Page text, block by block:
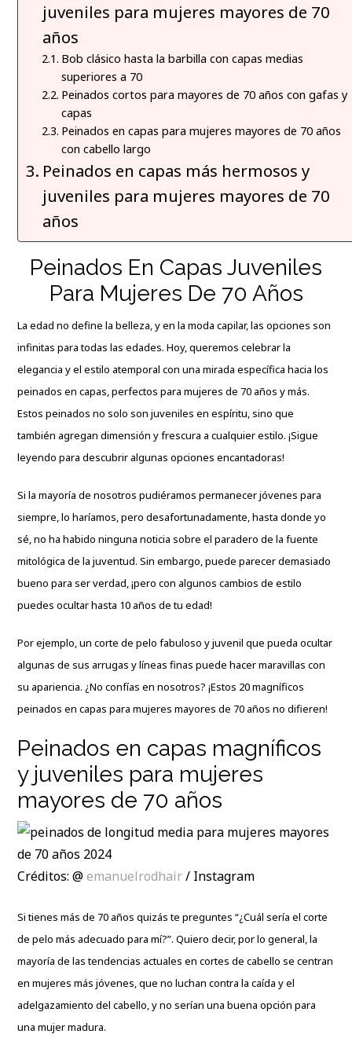
juveniles para mujeres mayores de 70
años
Bob clásico hasta la barbilla con capas medias
superiores a 70
Peinados cortos para mayores de 70 años con gafas y
capas
Peinados en capas para mujeres mayores de 70 años
con cabello largo
Peinados en capas más hermosos y
juveniles para mujeres mayores de 70
años
Peinados En Capas Juveniles
Para Mujeres De 70 Años
La edad no define la belleza, y en la moda capilar, las opciones son
infinitas para todas las edades. Hoy, queremos celebrar la
elegancia y el estilo atemporal con una mirada específica hacia los
peinados en capas, perfectos para mujeres de 70 años y más.
Estos peinados no solo son juveniles en espíritu, sino que
también agregan dimensión y frescura a cualquier estilo. ¡Sigue
leyendo para descubrir algunas opciones encantadoras!
Si la mayoría de nosotros pudiéramos permanecer jóvenes para
siempre, lo haríamos, pero desafortunadamente, hasta donde yo
sé, no ha habido ninguna noticia sobre el paradero de la fuente
mitológica de la juventud. Sin embargo, puede parecer demasiado
bueno para ser verdad, ¡pero con algunos cambios de estilo
puedes ocultar hasta 10 años de tu edad!
Por ejemplo, un corte de pelo fabuloso y juvenil que pueda ocultar
algunas de sus arrugas y líneas finas puede hacer maravillas con
su apariencia. ¿No confías en nosotros? ¡Estos 20 magníficos
peinados en capas para mujeres mayores de 70 años no difieren!
Peinados en capas magníficos
y juveniles para mujeres
mayores de 70 años
Créditos: @emanuelrodhair/ Instagram
Si tienes más de 70 años quizás te preguntes “¿Cuál sería el corte
de pelo más adecuado para mí?”. Quiero decir, por lo general, la
mayoría delas tendencias actuales en cortes de cabello se centran
en mujeres más jóvenes, que no luchan contra la caída y el
adelgazamiento del cabello, y no serían una buena opción para
una mujer madura.